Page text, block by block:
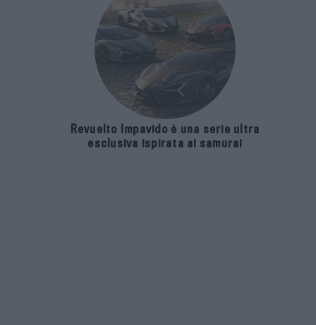
Revuelto Impavido è una serie ultra
esclusiva ispirata ai samurai